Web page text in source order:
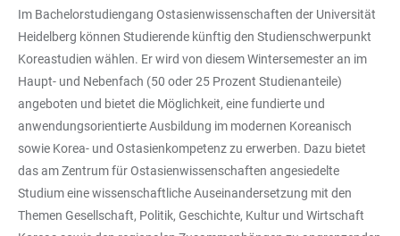
Im Bachelorstudiengang Ostasienwissenschaften der Universität
Heidelberg können Studierende künftig den Studienschwerpunkt
Koreastudien wählen. Er wird von diesem Wintersemester an im
Haupt- und Nebenfach (50 oder 25 Prozent Studienanteile)
angeboten und bietet die Möglichkeit, eine fundierte und
anwendungsorientierte Ausbildung im modernen Koreanisch
sowie Korea- und Ostasienkompetenz zu erwerben. Dazu bietet
das am Zentrum für Ostasienwissenschaften angesiedelte
Studium eine wissenschaftliche Auseinandersetzung mit den
Themen Gesellschaft, Politik, Geschichte, Kultur und Wirtschaft